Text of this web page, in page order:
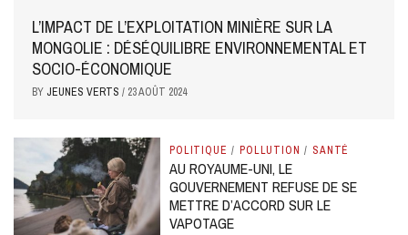
L’IMPACT DE L’EXPLOITATION MINIÈRE SUR LA
MONGOLIE : DÉSÉQUILIBRE ENVIRONNEMENTAL ET
SOCIO-ÉCONOMIQUE
BY JEUNES VERTS / 23 AOÛT 2024
POLITIQUE / POLLUTION / SANTÉ
AU ROYAUME-UNI, LE
GOUVERNEMENT REFUSE DE SE
METTRE D’ACCORD SUR LE
VAPOTAGE